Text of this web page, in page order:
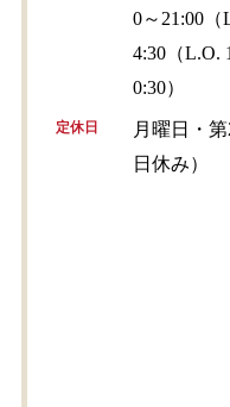
0～21:00（
4:30（L.O.
0:30）
定休日
月曜日・
日休み）